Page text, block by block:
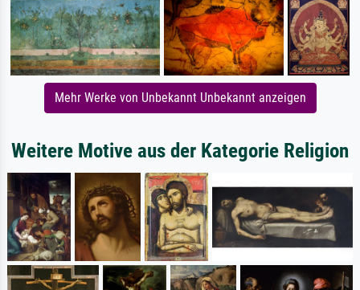
Mehr Werke von Unbekannt Unbekannt anzeigen
Weitere Motive aus der Kategorie Religion